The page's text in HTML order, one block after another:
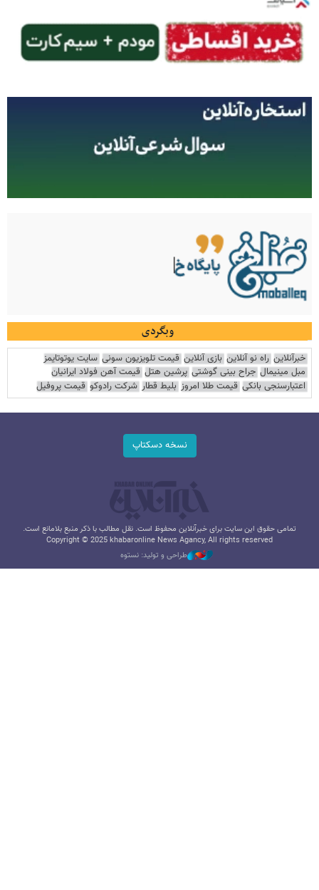
وبگردی
خبرآنلاین راه نو آنلاین بازی آنلاین قیمت تلویزیون سونی سایت یوتوتایمز
مبل مینیمال جراح بینی گوشتی پرشین هتل قیمت آهن فولاد ایرانیان
اعتبارسنجی بانکی قیمت طلا امروز بلیط قطار شرکت رادوکو قیمت پروفیل
نسخه دسکتاپ
تمامی حقوق این سایت برای خبرآنلاین محفوظ است. نقل مطالب با ذکر منبع بلامانع است.
Copyright © 2025 khabaronline News Agancy, All rights reserved
طراحی و تولید: نستوه